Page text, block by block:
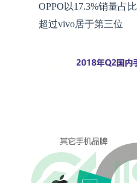
OPPO以17.3%销量占比
超过vivo居于第三位